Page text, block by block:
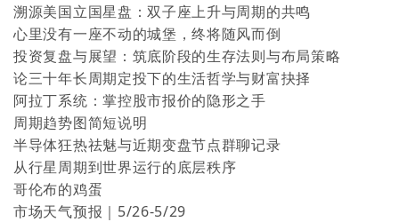
溯源美国立国星盘：双子座上升与周期的共鸣
心里没有一座不动的城堡，终将随风而倒
投资复盘与展望：筑底阶段的生存法则与布局策略
论三十年长周期定投下的生活哲学与财富抉择
阿拉丁系统：掌控股市报价的隐形之手
周期趋势图简短说明
半导体狂热祛魅与近期变盘节点群聊记录
从行星周期到世界运行的底层秩序
哥伦布的鸡蛋
市场天气预报｜5/26-5/29